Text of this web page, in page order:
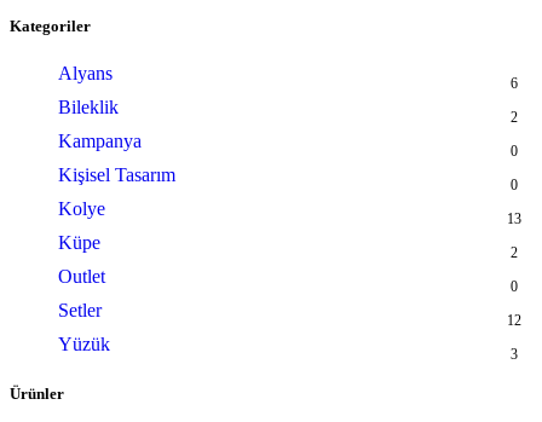
Kategoriler
Alyans 6
Bileklik 2
Kampanya 0
Kişisel Tasarım 0
Kolye 13
Küpe 2
Outlet 0
Setler 12
Yüzük 3
Ürünler